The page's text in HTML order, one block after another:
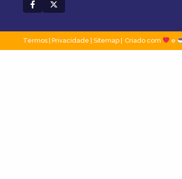
Termos Privacidade Sitemap Criado com e